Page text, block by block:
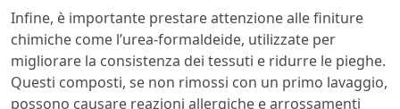
Infine, è importante prestare attenzione alle finiture
chimiche come l’urea-formaldeide, utilizzate per
migliorare la consistenza dei tessuti e ridurre le pieghe.
Questi composti, se non rimossi con un primo lavaggio,
possono causare reazioni allergiche e arrossamenti